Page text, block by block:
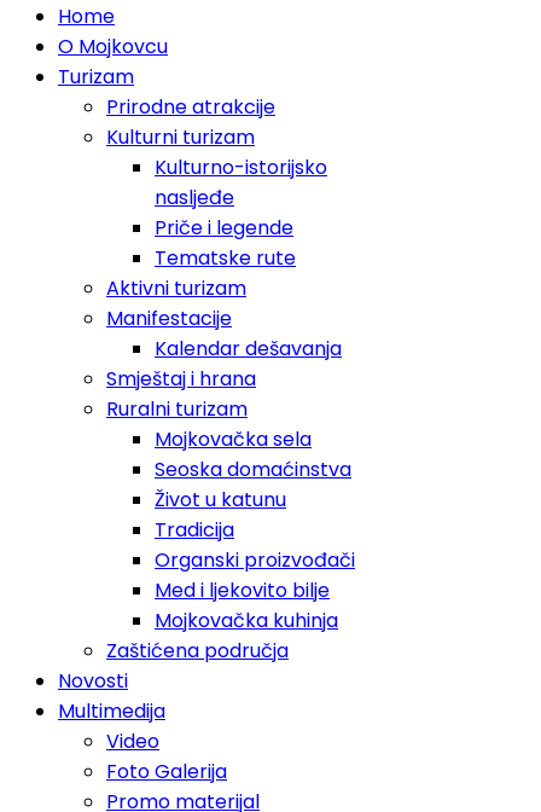
Home
O Mojkovcu
Turizam
Prirodne atrakcije
Kulturni turizam
Kulturno-istorijsko
nasljeđe
Priče i legende
Tematske rute
Aktivni turizam
Manifestacije
Kalendar dešavanja
Smještaj i hrana
Ruralni turizam
Mojkovačka sela
Seoska domaćinstva
Život u katunu
Tradicija
Organski proizvođači
Med i ljekovito bilje
Mojkovačka kuhinja
Zaštićena područja
Novosti
Multimedija
Video
Foto Galerija
Promo materijal